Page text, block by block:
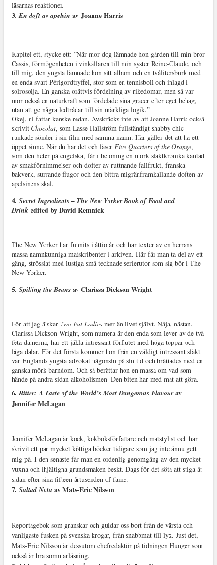
läsarnas reaktioner.
3.En doft av apelsin av Joanne Harris
Kapitel ett, stycke ett: ”När mor dog lämnade hon gården till min bror
Cassis, förmögenheten i vinkällaren till min syster Reine-Claude, och
till mig, den yngsta lämnade hon sitt album och en tvålitersburk med
en enda svart Périgordtryffel, stor som en tennisboll och inlagd i
solrosolja. En ganska orättvis fördelning av rikedomar, men så var
mor också en naturkraft som fördelade sina gracer efter eget behag,
utan att ge några ledtrådar till sin märkliga logik.”
Okej, ni fattar kanske redan. Avskräcks inte av att Joanne Harris också
skrivitChocolat, som Lasse Hallström fullständigt shabby chic-
runkade sönder i sin film med samma namn. Här gäller det att ha ett
öppet sinne. När du har det och läser Five Quarters of the Orange,
som den heter på engelska, får i belöning en mörk släktkrönika kantad
av smakförnimmelser och dofter av ruttnande fallfrukt, franska
bakverk, surrande flugor och den bittra migränframkallande doften av
apelsinens skal.
4. Secret Ingredients – The New Yorker Book of Food and
Drinkedited by David Remnick
The New Yorker har funnits i åttio år och har texter av en herrans
massa namnkunniga matskribenter i arkiven. Här får man ta del av ett
gäng, strösslat med lustiga små tecknade serierutor som sig bör i The
New Yorker.
5. Spilling the Beansav Clarissa Dickson Wright
För att jag älskar Two Fat Ladiesmer än livet självt. Nåja, nästan.
Clarissa Dickson Wright, som numera är den enda som lever av de två
feta damerna, har ett jäkla intressant förflutet med höga toppar och
låga dalar. För det första kommer hon från en väldigt intressant släkt,
var Englands yngsta advokat någonsin på sin tid och bråttades med en
ganska mörk barndom. Och så berättar hon en massa om vad som
hände på andra sidan alkoholismen. Den biten har med mat att göra.
6.Bitter: A Taste of the World’s Most Dangerous Flavourav
Jennifer McLagan
Jennifer McLagan är kock, kokboksförfattare och matstylist och har
skrivit ett par mycket köttiga böcker tidigare som jag inte ännu gett
mig på. I den senaste får man en ordenlig genomgång av den mycket
vuxna och ihjältigna grundsmaken beskt. Dags för det söta att stiga åt
sidan efter sina fifteen årtusenden of fame.
7. Saltad Notaav Mats-Eric Nilsson
Reportagebok som granskar och guidar oss bort från de värsta och
vanligaste fusken på svenska krogar, från snabbmat till lyx. Just det,
Mats-Eric Nilsson är dessutom chefredaktör på tidningen Hunger som
också är bra sommarläsning.